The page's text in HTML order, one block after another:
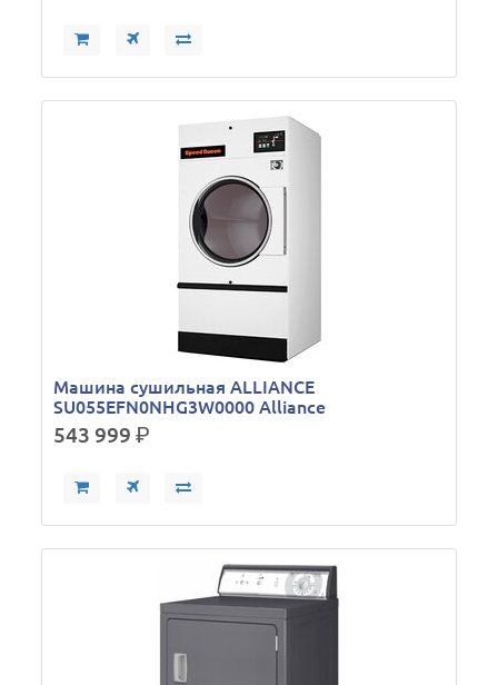
Машина сушильная ALLIANCE
SU055EFN0NHG3W0000 Alliance
543 999р.